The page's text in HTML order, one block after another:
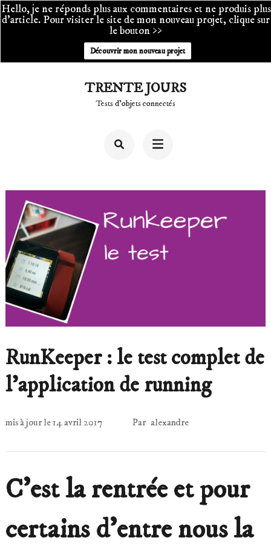
Hello, je ne réponds plus aux commentaires et ne produis plus
d'article. Pour visiter le site de mon nouveau projet, clique sur
le bouton >>
Découvrir mon nouveau projet
TRENTE JOURS
Tests d'objets connectés
RunKeeper : le test complet de
l’application de running
mis à jour le14 avril 2017 Par alexandre
C’est la rentrée et pour
certains d’entre nous la